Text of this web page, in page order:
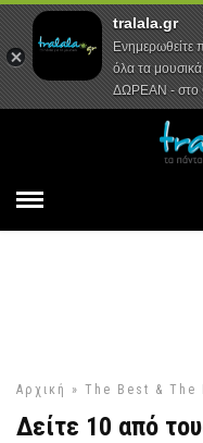
Αρχική
Αρχική » The Best & The
Δείτε 10 από
tralala.gr
Ενημερωθείτε
όλα τα
ΔΩΡΕΑΝ - στο